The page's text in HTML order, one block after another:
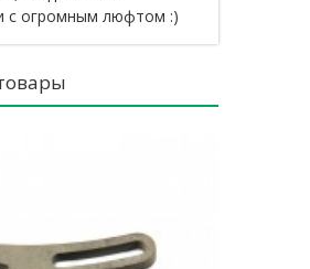
с огромным люфтом :)